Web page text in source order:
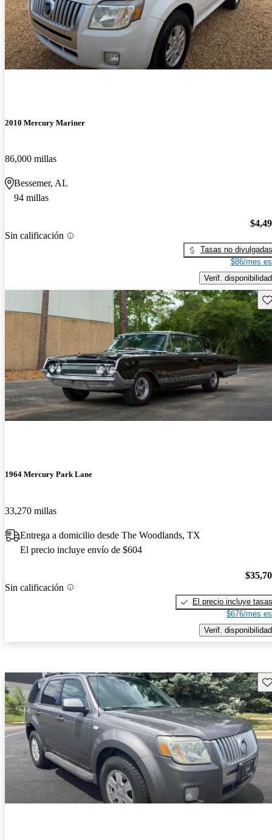
2010 Mercury Mariner
86,000 millas
Bessemer, AL
94 millas
Sin calificación
Tasas no divulgadas
$86/mes
Verif. disponibilidad
1964 Mercury Park Lane
33,270 millas
Entrega a domicilio desde The Woodlands, TX
El precio incluye envío de $604
Sin calificación
El precio incluye tasas
$676/mes
Verif. disponibilidad